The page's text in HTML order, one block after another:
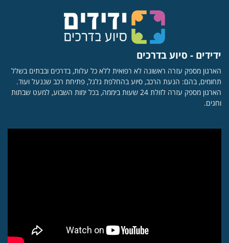
ידידים - סיוע בדרכים
הארגון מספק עזרה ראשונה לא רפואית ללא כל עלות, בדרכים ובבתים בשלל
תחומים, בהם: הנעת הרכב, סיוע בהחלפת גלגל, פתיחת רכב שננעל ועוד.
הארגון מספק עזרה לזולת 24 שעות ביממה, בכל ימות השבוע, למעט שבתות
וחגים.